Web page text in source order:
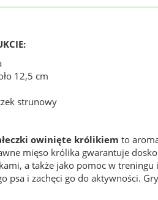
12,5 cm
strunowy
owinięte królikiem to
mięso królika gwarantuje
a także jako pomoc w
psa i zachęci go do aktywności.